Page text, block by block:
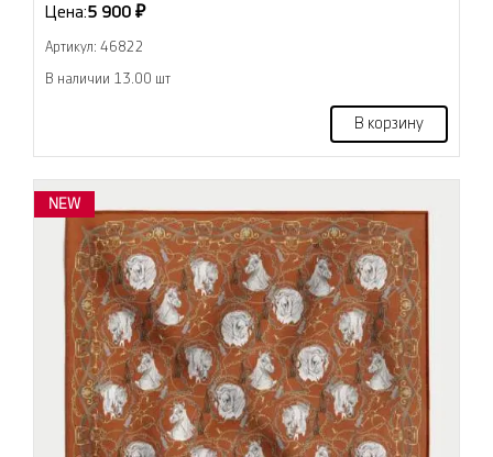
Цена:5 900 ₽
Артикул: 46822
В наличии 13.00 шт
В корзину
NEW